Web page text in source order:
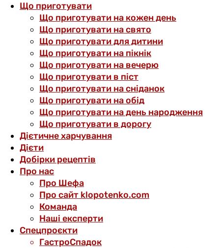
Що приготувати
Що приготувати на кожен день
Що приготувати на свято
Що приготувати для дитини
Що приготувати на пікнік
Що приготувати на вечерю
Що приготувати в піст
Що приготувати на сніданок
Що приготувати на обід
Що приготувати на день народження
Що приготувати в дорогу
Дієтичне харчування
Дієти
Добірки рецептів
Про нас
Про Шефа
Про сайт klopotenko.com
Команда
Наші експерти
Спецпроєкти
ГастроСпадок